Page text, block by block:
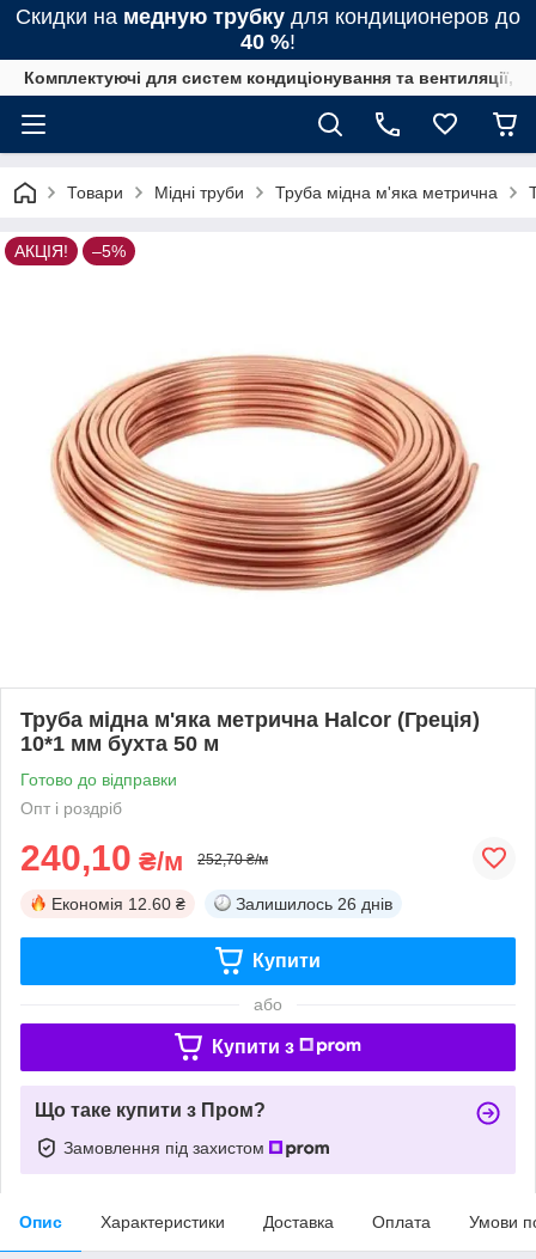
Скидки на медную трубку для кондиционеров до
40 %!
Комплектуючі для систем кондиціонування та вентиляції,
Товари Мідні труби Труба мідна м'яка метрична
АКЦІЯ! –5%
Труба мідна м'яка метрична Halcor (Греція)
10*1 мм бухта 50 м
Готово до відправки
Опт і роздріб
240,10 ₴/м 252,70 ₴/м
Економія 12.60 ₴ Залишилось 26 днів
Купити
або
Купити з
Що таке купити з Пром?
Замовлення під захистом
Опис Характеристики Доставка Оплата Умови